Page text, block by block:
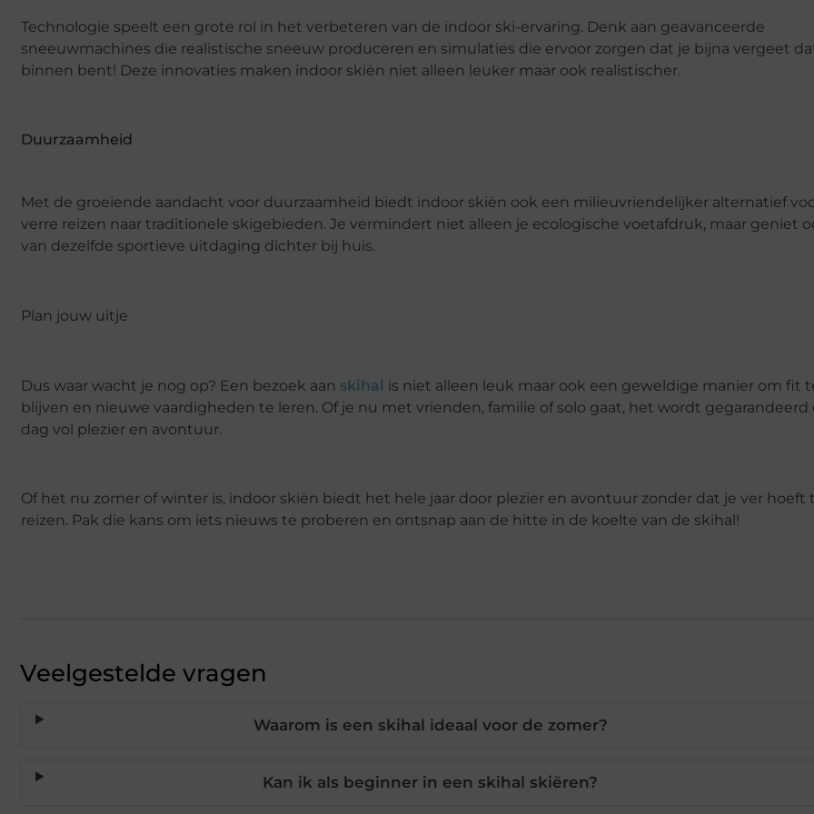
Technologie speelt een grote rol in het verbeteren van de indoor ski-ervaring. Denk aan geavanceerde
sneeuwmachines die realistische sneeuw produceren en simulaties die ervoor zorgen dat je bijna vergeet
binnen bent! Deze innovaties maken indoor skiën niet alleen leuker maar ook realistischer.
Duurzaamheid
Met de groeiende aandacht voor duurzaamheid biedt indoor skiën ook een milieuvriendelijker alternatief
verre reizen naar traditionele skigebieden. Je vermindert niet alleen je ecologische voetafdruk, maar geniet
van dezelfde sportieve uitdaging dichter bij huis.
Plan jouw uitje
Dus waar wacht je nog op? Een bezoek aan skihal is niet alleen leuk maar ook een geweldige manier om fit
blijven en nieuwe vaardigheden te leren. Of je nu met vrienden, familie of solo gaat, het wordt gegarandeerd
dag vol plezier en avontuur.
Of het nu zomer of winter is, indoor skiën biedt het hele jaar door plezier en avontuur zonder dat je ver hoeft
reizen. Pak die kans om iets nieuws te proberen en ontsnap aan de hitte in de koelte van de skihal!
Veelgestelde vragen
Waarom is een skihal ideaal voor de zomer?
Kan ik als beginner in een skihal skiëren?